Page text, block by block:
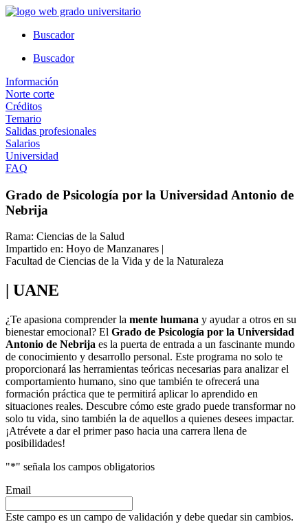
Ir
contenidoBuscador
Buscador
Información
Norte corte
Créditos
Temario
Salidas profesionales
Salarios
Universidad
FAQ
Grado de Psicología por la Universidad Antonio de
Nebrija
Rama: Ciencias de la Salud
Impartido en: Hoyo de Manzanares |
Facultad de Ciencias de la Vida y de la Naturaleza
| UANE
¿Te apasiona comprender la mente humana y ayudar a otros en su
bienestar emocional? El Grado de Psicología por la Universidad
Antonio de Nebrija es la puerta de entrada a un fascinante mundo
de conocimiento y desarrollo personal. Este programa no solo te
proporcionará las herramientas teóricas necesarias para analizar el
comportamiento humano, sino que también te ofrecerá una
formación práctica que te permitirá aplicar lo aprendido en
situaciones reales. Descubre cómo este grado puede transformar no
solo tu vida, sino también la de aquellos a quienes desees impactar.
¡Atrévete a dar el primer paso hacia una carrera llena de
posibilidades!
"*" señala los campos obligatorios
Email
Este campo es un campo de validación y debe quedar sin cambios.